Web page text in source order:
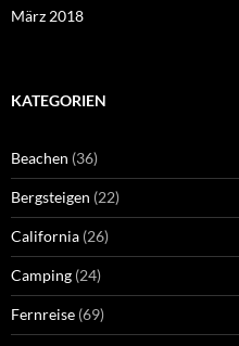
März 2018
KATEGORIEN
Beachen (36)
Bergsteigen (22)
California (26)
Camping (24)
Fernreise (69)